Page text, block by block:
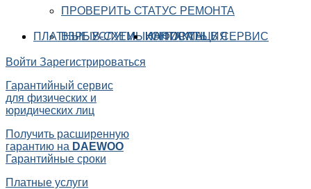
ПРОВЕРИТЬ СТАТУС РЕМОНТА
ПЛАТНЫЕ УСЛУГИ ИНФОРМАЦИЯ
ВЗРЫВ-СХЕМЫ КОНТАКТЫ
НАПИСАТЬ В СЕРВИС
Войти Зарегистрироваться
Гарантийный сервис
для физических и
юридических лиц
Получить расширенную
гарантию на DAEWOO
Гарантийные сроки
Платные услуги